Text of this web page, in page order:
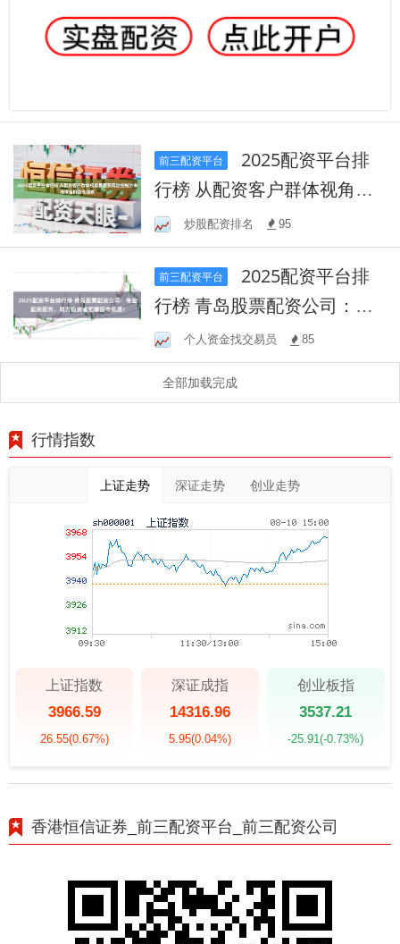
前三配资平台
行榜 从配资客户群体视角看
配资风险控制的市场情绪阶
段性观察
炒股配资排名 95
前三配资平台
行榜 青岛股票配资公司：专
业配资服务，助力投资者把
握股市机遇！
个人资金找交易员 85
全部加载完成
行情指数
上证走势 深证走势 创业走势
上证指数
3966.59
26.55(0.67%)
深证成指
14316.96
5.95(0.04%)
创业板指
3537.21
-25.91(-0.73%)
香港恒信证券_前三配资平台_前三配资公司